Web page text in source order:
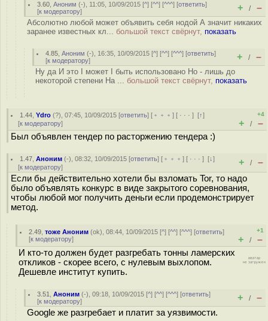
3.60 ,Аноним (-), 11:05, 10/09/2015 [^] [^^] [^^^] [ответить]
[к модератору] + / –
Абсолютно любой может объявить себя нодой А значит никаких
заранее известных кл... большой текст свёрнут, показать
4.85 ,Аноним (-), 16:35, 10/09/2015 [^] [^^] [^^^] [ответить]
[к модератору] + / –
Ну да И это I может I быть использовано Но - лишь до
некоторой степени На ... большой текст свёрнут, показать
1.44 ,Ydro (?), 07:45, 10/09/2015 [ответить] [ ﹢﹢﹢] [ · · ·][↑]
[к модератору]
+4
+ / –
Был объявлен тендер по расторжению тендера :)
1.47 ,Аноним (-), 08:32, 10/09/2015 [ответить] [ ﹢﹢﹢] [ · · ·][↓]
[к модератору] + / –
Если бы действительно хотели бы взломать Tor, то надо
было объявлять конкурс в виде закрытого соревнования,
чтобы любой мог получить деньги если продемонстрирует
метод.
2.49 ,тоже Аноним (ok), 08:44, 10/09/2015 [^] [^^] [^^^] [ответить]
[к модератору]
+1
+ / –
И кто-то должен будет разгребать тонны ламерских
откликов - скорее всего, с нулевым выхлопом.
Дешевле институт купить.
3.51 ,Аноним (-), 09:18, 10/09/2015 [^] [^^] [^^^] [ответить]
[к модератору] + / –
Google же разгребает и платит за уязвимости.